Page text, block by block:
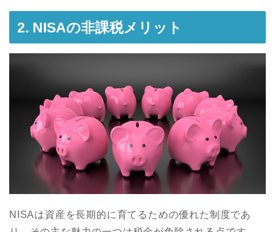
2. NISAの非課税メリット
NISAは資産を長期的に育てるための優れた制度であ